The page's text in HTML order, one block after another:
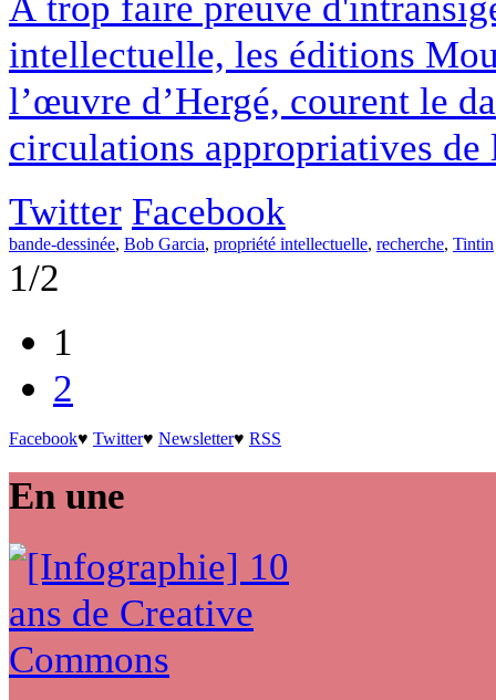
intellectuelle, les éditions
l’œuvre d’Hergé, courent le
circulations appropriatives
Twitter Facebook
bande-dessinée, Bob Garcia, propriété intellectuelle, recherche, Tintin
1/2
1
2
Facebook♥ Twitter♥ Newsletter♥ RSS
En une